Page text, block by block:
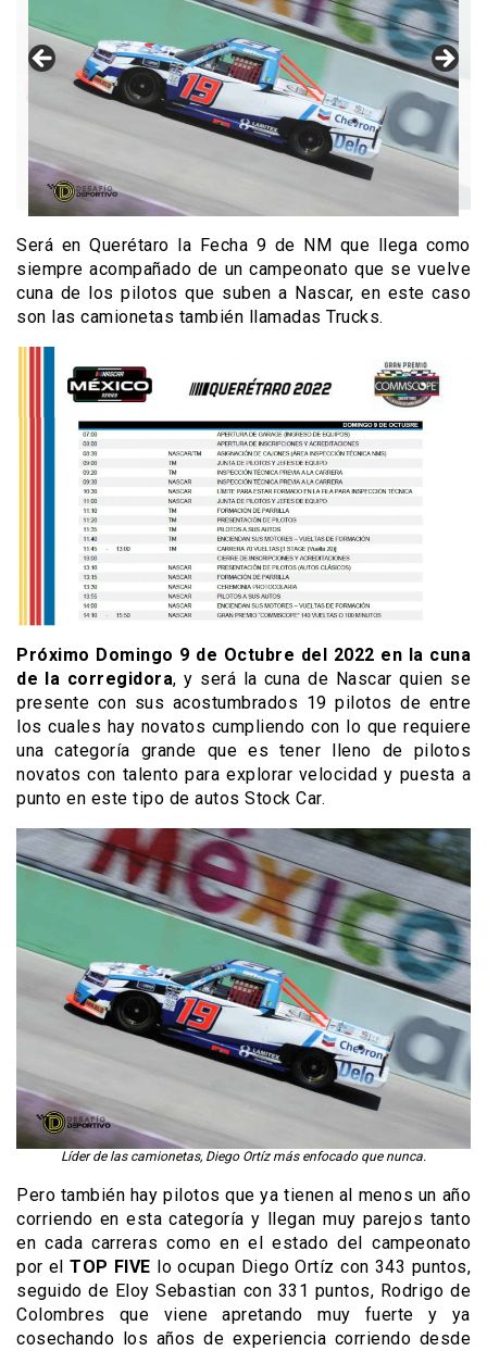
Será en Querétaro la Fecha 9 de NM que llega como
siempre acompañado de un campeonato que se vuelve
cuna de los pilotos que suben a Nascar, en este caso
son las camionetas también llamadas Trucks.
Próximo Domingo 9 de Octubre del 2022 en la cuna
de la corregidora, y será la cuna de Nascar quien se
presente con sus acostumbrados 19 pilotos de entre
los cuales hay novatos cumpliendo con lo que requiere
una categoría grande que es tener lleno de pilotos
novatos con talento para explorar velocidad y puesta a
punto en este tipo de autos Stock Car.
Líder de las camionetas, Diego Ortíz más enfocado que nunca.
Pero también hay pilotos que ya tienen al menos un año
corriendo en esta categoría y llegan muy parejos tanto
en cada carreras como en el estado del campeonato
por el TOP FIVE lo ocupan Diego Ortíz con 343 puntos,
seguido de Eloy Sebastian con 331 puntos, Rodrigo de
Colombres que viene apretando muy fuerte y ya
cosechando los años de experiencia corriendo desde